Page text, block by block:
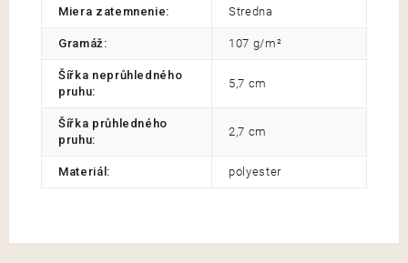
Miera zatemnenie: Stredna
Gramáž : 107 g/m²
Šířka neprůhledného
pruhu:
5,7 cm
Šířka průhledného
pruhu:
2,7 cm
Materiál : polyester